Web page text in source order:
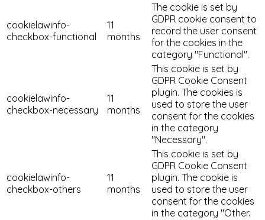
cookielawinfo-
checkbox-functional
11
months
The cookie is set by
GDPR cookie consent to
record the user consent
for the cookies in the
category "Functional".
cookielawinfo-
checkbox-necessary
11
months
This cookie is set by
GDPR Cookie Consent
plugin. The cookies is
used to store the user
consent for the cookies
in the category
"Necessary".
cookielawinfo-
checkbox-others
11
months
This cookie is set by
GDPR Cookie Consent
plugin. The cookie is
used to store the user
consent for the cookies
in the category "Other.